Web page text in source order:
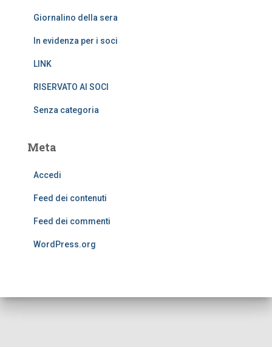
Giornalino della sera
In evidenza per i soci
LINK
RISERVATO AI SOCI
Senza categoria
Meta
Accedi
Feed dei contenuti
Feed dei commenti
WordPress.org